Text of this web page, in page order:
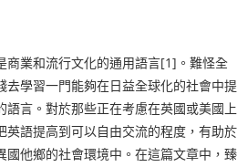
商業和流行文化的通用語言[1]。難怪全
去學習一門能夠在日益全球化的社會中提
言。對於那些正在考慮在英國或美國上
英語提高到可以自由交流的程度，有助於
國他鄉的社會環境中。在這篇文章中，臻